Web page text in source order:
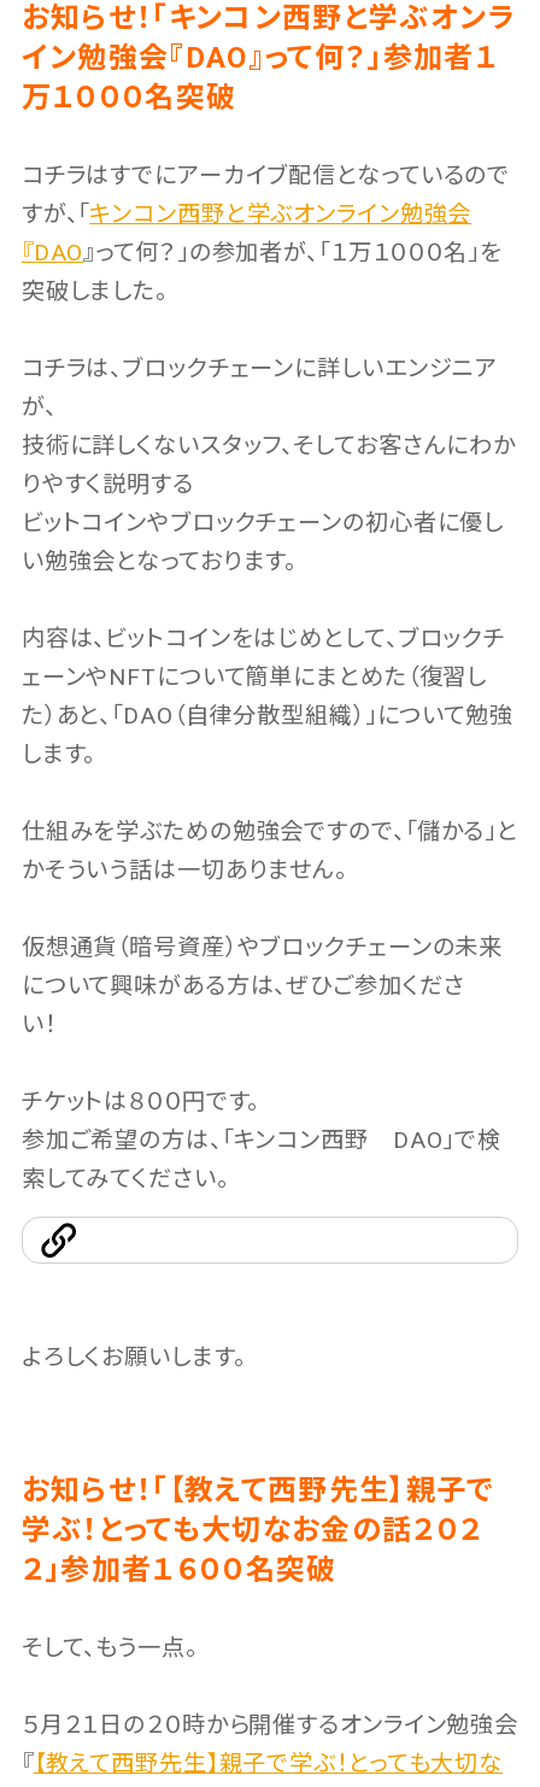
お知らせ！「キンコン西野と学ぶオンラ
イン勉強会『DAO』って何？」参加者１
万１０００名突破
コチラはすでにアーカイブ配信となっているので
すが、「 キンコン西野と学ぶオンライン勉強会
『DAO』って何？」の参加者が、「１万１０００名」を
突破しました。
コチラは、ブロックチェーンに詳しいエンジニア
が、
技術に詳しくないスタッフ、そしてお客さんにわか
りやすく説明する
ビットコインやブロックチェーンの初心者に優し
い勉強会となっております。
内容は、ビットコインをはじめとして、ブロックチ
ェーンやNFTについて簡単にまとめた（復習し
た）あと、「DAO（自律分散型組織）」について勉強
します。
仕組みを学ぶための勉強会ですので、「儲かる」と
かそういう話は一切ありません。
仮想通貨（暗号資産）やブロックチェーンの未来
について興味がある方は、ぜひご参加くださ
い！
チケットは８００円です。
参加ご希望の方は、「キンコン西野 DAO」で検
索してみてください。
よろしくお願いします。
お知らせ！「【教えて西野先生】親子で
学ぶ！とっても大切なお金の話２０２
２」参加者１６００名突破
そして、もう一点。
５月２１日の２０時から開催するオンライン勉強会
『【教えて西野先生】親子で学ぶ！とっても大切な